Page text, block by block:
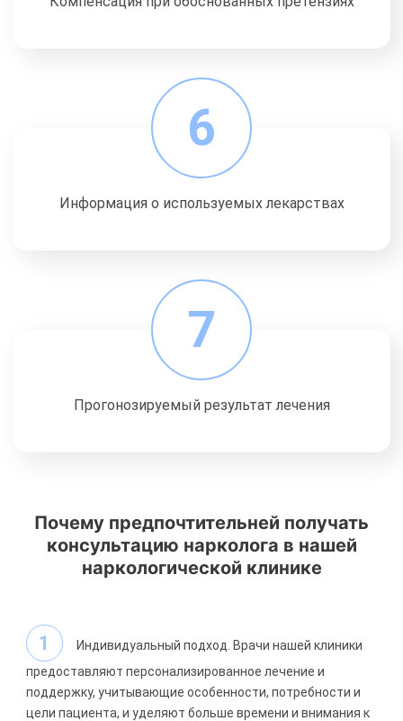
6
Информация о используемых лекарствах
7
Прогонозируемый результат лечения
Почему предпочтительней получать
консультацию нарколога в нашей
наркологической клинике
Индивидуальный подход. Врачи нашей клиники
предоставляют персонализированное лечение и
поддержку, учитывающие особенности, потребности и
цели пациента, и уделяют больше времени и внимания к